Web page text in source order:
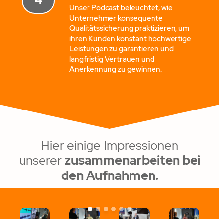
Unser Podcast beleuchtet, wie
Unternehmer konsequente
Qualitätssicherung praktizieren, um
ihren Kunden konstant hochwertige
Leistungen zu garantieren und
langfristig Vertrauen und
Anerkennung zu gewinnen.
Hier einige Impressionen
unsererzusammenarbeiten bei
den Aufnahmen.